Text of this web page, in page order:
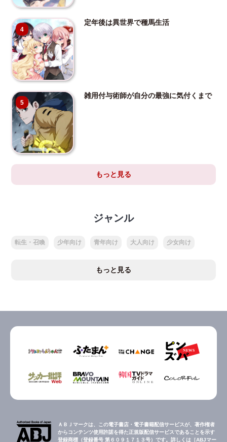
4
定年後は異世界で種馬生活
5
雑用付与術師が自分の最強に気付くまで
もっと見る
ジャンル
転生・召喚 少年向け 青年向け 大人向け 少女向け
もっと見る
ＡＢＪマークは、この電子書店・電子書籍配信サービスが、著作権者
からコンテンツ使用許諾を得た正規版配信サービスであることを示す
登録商標（登録番号 第６０９１７１３号）です。詳しくは［ABJマー